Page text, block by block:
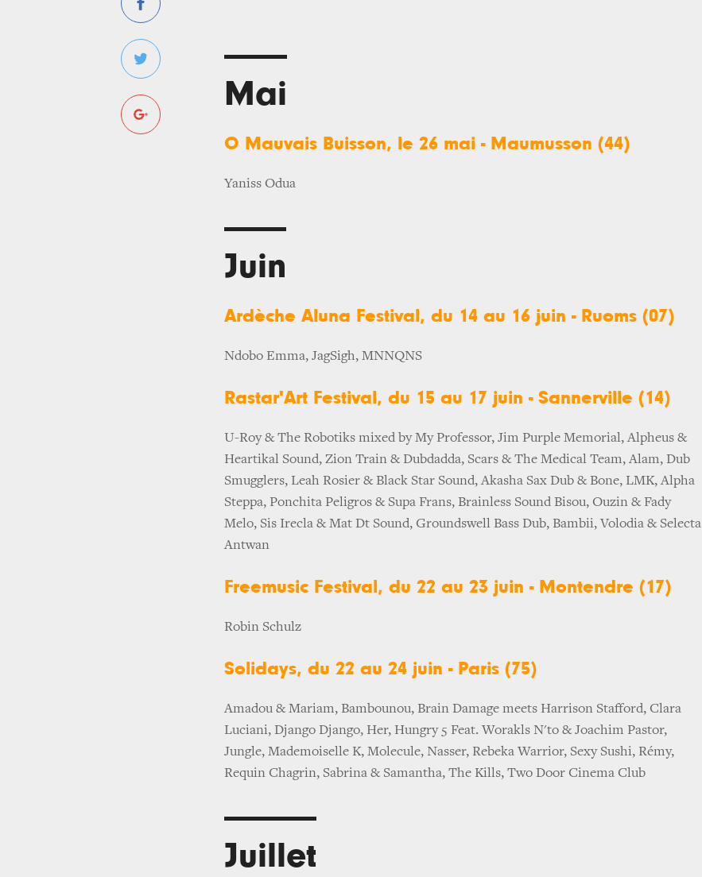
Mai
O Mauvais Buisson, le 26 mai - Maumusson (44)
Yaniss Odua
Juin
Ardèche Aluna Festival, du 14 au 16 juin - Ruoms (07)
Ndobo Emma, JagSigh, MNNQNS
Rastar'Art Festival, du 15 au 17 juin - Sannerville (14)
U-Roy & The Robotiks mixed by My Professor, Jim Purple Memorial, Alpheus &
Heartikal Sound, Zion Train & Dubdadda, Scars & The Medical Team, Alam, Dub
Smugglers, Leah Rosier & Black Star Sound, Akasha Sax Dub & Bone, LMK, Alpha
Steppa, Ponchita Peligros & Supa Frans, Brainless Sound Bisou, Ouzin & Fady
Melo, Sis Irecla & Mat Dt Sound, Groundswell Bass Dub, Bambii, Volodia & Selecta
Antwan
Freemusic Festival, du 22 au 23 juin - Montendre (17)
Robin Schulz
Solidays, du 22 au 24 juin - Paris (75)
Amadou & Mariam, Bambounou, Brain Damage meets Harrison Stafford, Clara
Luciani, Django Django, Her, Hungry 5 Feat. Worakls N'to & Joachim Pastor,
Jungle, Mademoiselle K, Molecule, Nasser, Rebeka Warrior, Sexy Sushi, Rémy,
Requin Chagrin, Sabrina & Samantha, The Kills, Two Door Cinema Club
Juillet